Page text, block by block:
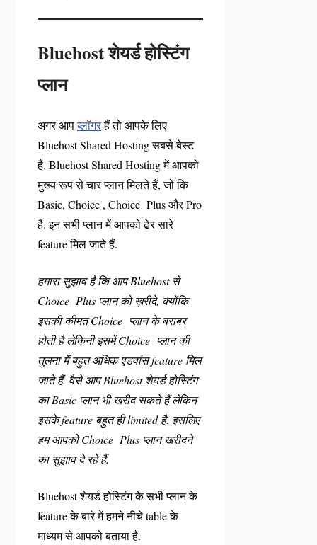
Bluehostशेयर्ड होस्टिंग
प्लान
अगर आपब्लॉगरहैं तो आपके लिए
Bluehost Shared Hosting सबसे बेस्ट
है. Bluehost Shared Hosting में आपको
मुख्य रूप से चार प्लान मिलते हैं, जो कि
Basic, Choice , Choice Plus और Pro
है. इन सभी प्लान में आपको ढेर सारे
feature मिल जाते हैं.
हमारा सुझाव है कि आप Bluehost से
Choice Plus प्लान को ख़रीदे, क्योंकि
इसकी कीमत Choice प्लान के बराबर
होती है लेकिनी इसमें Choice प्लान की
तुलना में बहुत अधिक एडवांस feature मिल
जाते हैं. वैसे आप Bluehost शेयर्ड होस्टिंग
का Basic प्लान भी खरीद सकते हैं लेकिन
इसके feature बहुत ही limited हैं. इसलिए
हम आपको Choice Plus प्लान खरीदने
का सुझाव दे रहे हैं.
Bluehost शेयर्ड होस्टिंग के सभी प्लान के
feature के बारे में हमने नीचे table के
माध्यम से आपको बताया है.